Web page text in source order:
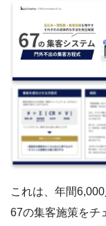
これは、年間
67の集客施策をチ